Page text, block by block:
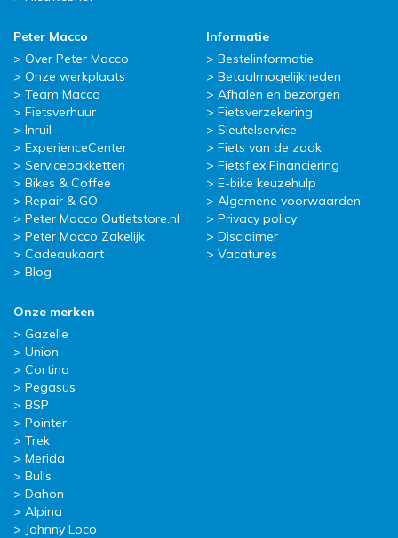
Peter Macco
Over Peter Macco
Onze werkplaats
Team Macco
Fietsverhuur
Inruil
ExperienceCenter
Servicepakketten
Bikes & Coffee
Repair & GO
Peter Macco Outletstore.nl
Peter Macco Zakelijk
Cadeaukaart
Blog
Informatie
Bestelinformatie
Betaalmogelijkheden
Afhalen en bezorgen
Fietsverzekering
Sleutelservice
Fiets van de zaak
Fietsflex Financiering
E-bike keuzehulp
Algemene voorwaarden
Privacy policy
Disclaimer
Vacatures
Onze merken
Gazelle
Union
Cortina
Pegasus
BSP
Pointer
Trek
Merida
Bulls
Dahon
Alpina
Johnny Loco